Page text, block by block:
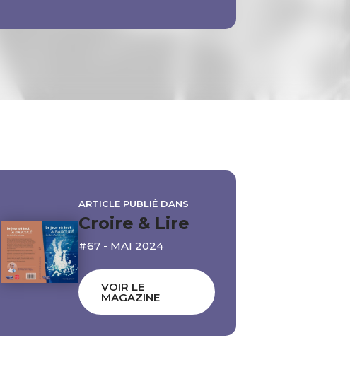
ARTICLE PUBLIÉ DANS
Croire & Lire
#67 - MAI 2024
VOIR LE
MAGAZINE